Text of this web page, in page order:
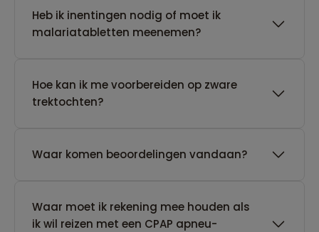
Heb ik inentingen nodig of moet ik
malariatabletten meenemen?
Hoe kan ik me voorbereiden op zware
trektochten?
Waar komen beoordelingen vandaan?
Waar moet ik rekening mee houden als
ik wil reizen met een CPAP apneu-